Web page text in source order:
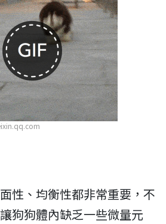
性、均衡性都非常重要，不
狗狗體內缺乏一些微量元